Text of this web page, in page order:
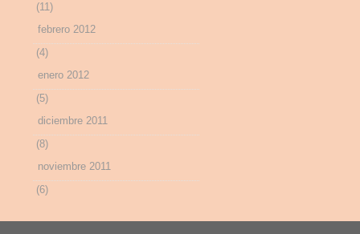
(11)
febrero 2012
(4)
enero 2012
(5)
diciembre 2011
(8)
noviembre 2011
(6)